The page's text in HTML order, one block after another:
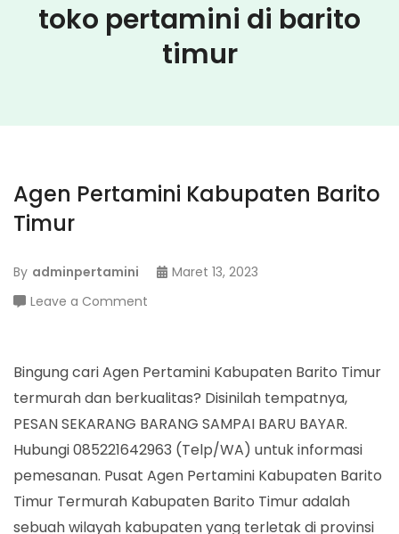
toko pertamini di barito
timur
Agen Pertamini Kabupaten Barito
Timur
By adminpertamini
Maret 13, 2023
Leave a Comment
Kabupaten
Barito
Timur
Bingung cari Agen Pertamini Kabupaten Barito Timur
termurah dan berkualitas? Disinilah tempatnya,
PESAN SEKARANG BARANG SAMPAI BARU BAYAR.
Hubungi 085221642963 (Telp/WA) untuk informasi
pemesanan. Pusat Agen Pertamini Kabupaten Barito
Timur Termurah Kabupaten Barito Timur adalah
sebuah wilayah kabupaten yang terletak di provinsi